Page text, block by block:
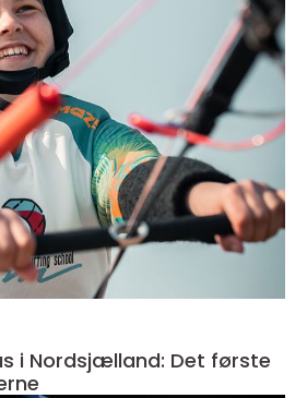
i Nordsjælland: Det første